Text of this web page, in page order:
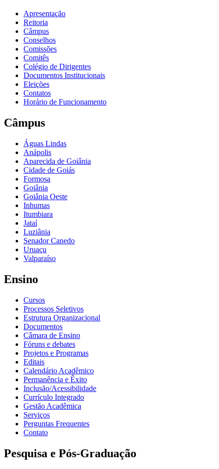
Apresentação
Reitoria
Câmpus
Conselhos
Comissões
Comitês
Colégio de Dirigentes
Documentos Institucionais
Eleições
Contatos
Horário de Funcionamento
Câmpus
Águas Lindas
Anápolis
Aparecida de Goiânia
Cidade de Goiás
Formosa
Goiânia
Goiânia Oeste
Inhumas
Itumbiara
Jataí
Luziânia
Senador Canedo
Uruaçu
Valparaíso
Ensino
Cursos
Processos Seletivos
Estrutura Organizacional
Documentos
Câmara de Ensino
Fóruns e debates
Projetos e Programas
Editais
Calendário Acadêmico
Permanência e Êxito
Inclusão/Acessibilidade
Currículo Integrado
Gestão Acadêmica
Serviços
Perguntas Frequentes
Contato
Pesquisa e Pós-Graduação